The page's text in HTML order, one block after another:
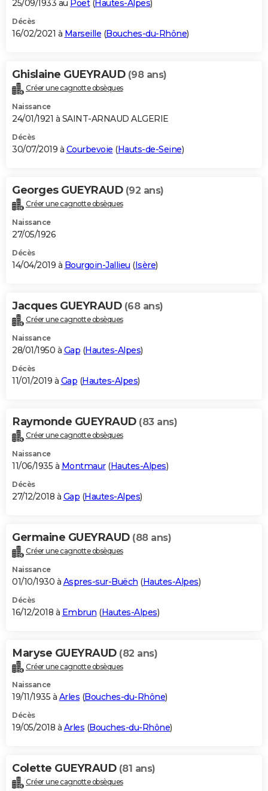
25/09/1933 au Poët(Hautes-Alpes)
Décès
16/02/2021 à Marseille (Bouches-du-Rhône)
Ghislaine GUEYRAUD (98 ans)
Créer une cagnotte obsèques
Naissance
24/01/1921 à SAINT-ARNAUD ALGERIE
Décès
30/07/2019 à Courbevoie (Hauts-de-Seine)
Georges GUEYRAUD (92 ans)
Créer une cagnotte obsèques
Naissance
27/05/1926
Décès
14/04/2019 à Bourgoin-Jallieu (Isère)
Jacques GUEYRAUD (68 ans)
Créer une cagnotte obsèques
Naissance
28/01/1950 à Gap (Hautes-Alpes)
Décès
11/01/2019 à Gap (Hautes-Alpes)
Raymonde GUEYRAUD (83 ans)
Créer une cagnotte obsèques
Naissance
11/06/1935 à Montmaur(Hautes-Alpes)
Décès
27/12/2018 à Gap (Hautes-Alpes)
Germaine GUEYRAUD (88 ans)
Créer une cagnotte obsèques
Naissance
01/10/1930 à Aspres-sur-Buëch (Hautes-Alpes)
Décès
16/12/2018 à Embrun (Hautes-Alpes)
Maryse GUEYRAUD (82 ans)
Créer une cagnotte obsèques
Naissance
19/11/1935 à Arles (Bouches-du-Rhône)
Décès
19/05/2018 à Arles (Bouches-du-Rhône)
Colette GUEYRAUD (81 ans)
Créer une cagnotte obsèques